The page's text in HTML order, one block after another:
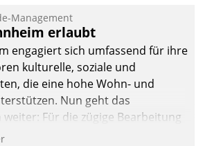
für
und
Management
erlaubt
engagiert sich umfassend für ihre
kulturelle, soziale und
die eine hohe Wohn- und
Nun geht das
Für die zügige Bearbeitung
oder Lob – richtet das